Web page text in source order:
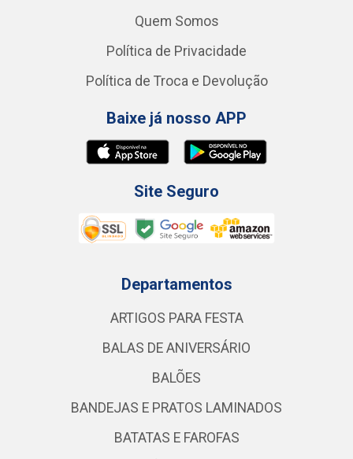
Quem Somos
Política de Privacidade
Política de Troca e Devolução
Baixe já nosso APP
Site Seguro
Departamentos
ARTIGOS PARA FESTA
BALAS DE ANIVERSÁRIO
BALÕES
BANDEJAS E PRATOS LAMINADOS
BATATAS E FAROFAS